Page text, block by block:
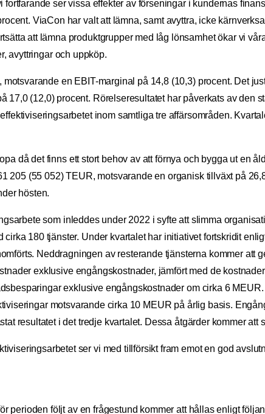
ser vissa effekter av förseningar i kundernas
ViaCon har valt att lämna, samt avyttra, icke
att lämna produktgrupper med låg lönsamhet ökar vi
avyttringar och uppköp.
en EBIT-marginal på 14,8 (10,3) procent. Det
17,0 (12,0) procent. Rörelseresultatet har påverkats av den
inom samtliga tre affärsområden.
då det finns ett stort behov av att förnya och bygga ut en
205 (55 052) TEUR, motsvarande en organisk tillväxt på
hösten.
som inleddes under 2022 i syfte att slimma
180 tjänster. Under kvartalet har initiativet fortskridit
Neddragningen av resterande tjänsterna kommer att
exklusive engångskostnader, jämfört med de
exklusive engångskostnader om cirka 6
motsvarande cirka 10 MEUR på årlig basis.
resultatet i det tredje kvartalet. Dessa åtgärder kommer att
ser vi med tillförsikt fram emot en god
perioden följt av en frågestund kommer att hållas enligt